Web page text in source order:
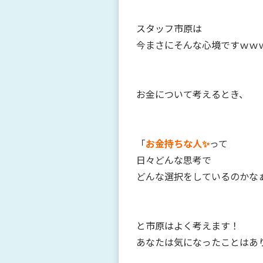
スタッフ市原は
今まさにそんな心境ですｗｗ
お金について考えるとき、
「お金持ちな人✨って
日々どんな思考で
どんな選択をしているのかな
と市原はよく考えます！
あなたは気になったことはあ